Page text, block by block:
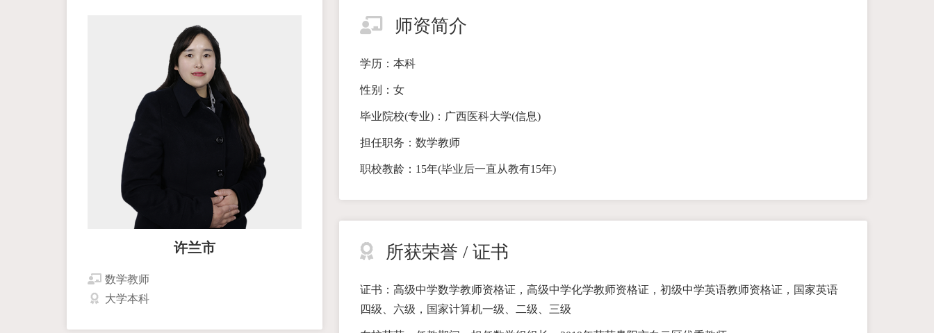
许兰市
数学教师
大学本科
师资简介
学历：本科
性别：女
毕业院校(专业)：广西医科大学(信息)
担任职务：数学教师
职校教龄：15年(毕业后一直从教有15年)
所获荣誉 / 证书
证书：高级中学数学教师资格证，高级中学化学教师资格证，初级中学英语教师资格证，国家英语
四级、六级，国家计算机一级、二级、三级